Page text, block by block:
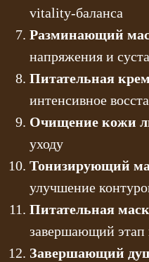
vitality-баланса
Разминающий
напряжения и
Питательная
интенсивное
Очищение кожи
уходу
Тонизирующий
улучшение
Питательная
завершающий этап
Завершающий